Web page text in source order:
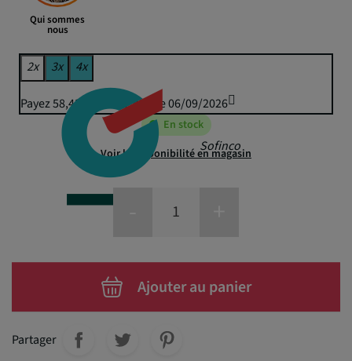
Qui sommes
nous
Sofinco
2x 3x 4x
Payez 58,43 € puis 57,45 € le 06/09/2026
En stock
Voir la disponibilité en magasin
Ajouter au panier
Partager